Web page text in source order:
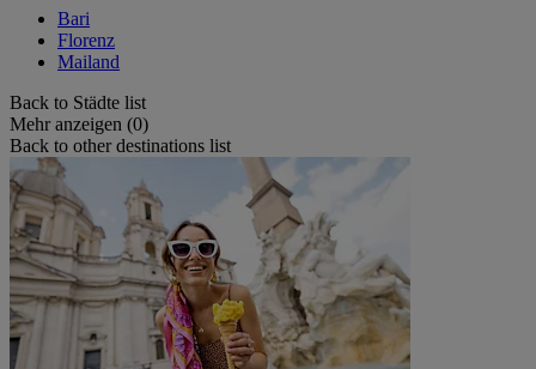
Bari
Florenz
Mailand
Back to Städte list
Mehr anzeigen (0)
Back to other destinations list